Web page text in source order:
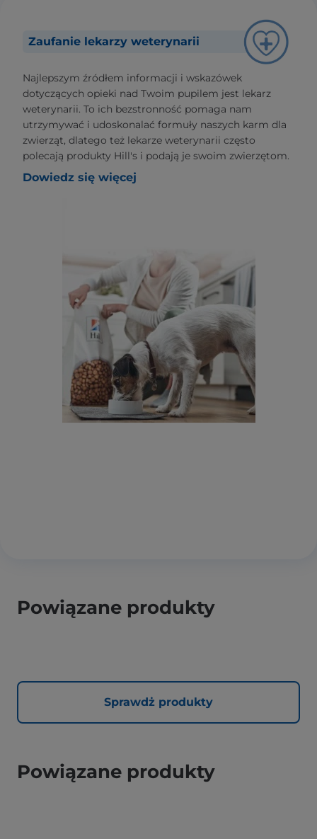
Zaufanie lekarzy weterynarii
Najlepszym źródłem informacji i wskazówek
dotyczących opieki nad Twoim pupilem jest lekarz
weterynarii. To ich bezstronność pomaga nam
utrzymywać i udoskonalać formuły naszych karm dla
zwierząt, dlatego też lekarze weterynarii często
polecają produkty Hill's i podają je swoim zwierzętom.
Dowiedz się więcej
Powiązane produkty
Sprawdż produkty
Powiązane produkty